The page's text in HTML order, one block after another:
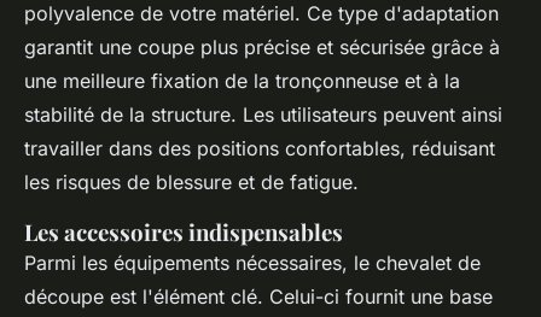
polyvalence de votre matériel. Ce type d'adaptation
garantit une coupe plus précise et sécurisée grâce à
une meilleure fixation de la tronçonneuse et à la
stabilité de la structure. Les utilisateurs peuvent ainsi
travailler dans des positions confortables, réduisant
les risques de blessure et de fatigue.
Les accessoires indispensables
Parmi les équipements nécessaires, le chevalet de
découpe est l'élément clé. Celui-ci fournit une base